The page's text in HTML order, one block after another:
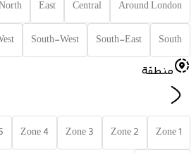
Around London
Central
East
South
South-East
South-West
منطقة
Zone 1
Zone 2
Zone 3
Zone 4